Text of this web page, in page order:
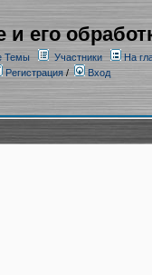
и его
Темы Участники
На
Регистрация/ Вход